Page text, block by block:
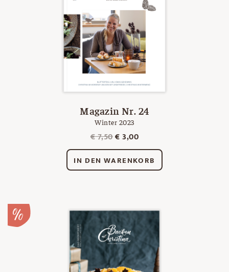
Magazin Nr. 24
Winter 2023
€7,50Ursprünglicher
Preis
war:
€ 7,50
€3,00Aktueller
Preis
ist:
€ 3,00.
IN DEN WARENKORB